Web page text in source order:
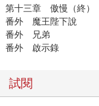
第十三章 傲慢（終）
番外 魔王陛下說
番外 兄弟
番外 啟示錄
試閱